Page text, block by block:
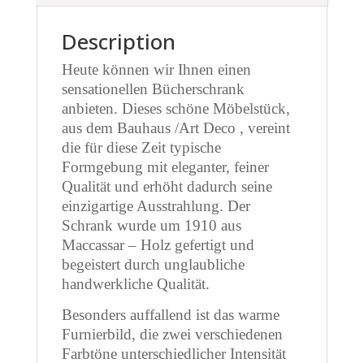
Description
Heute können wir Ihnen einen
sensationellen Bücherschrank
anbieten. Dieses schöne Möbelstück,
aus dem Bauhaus /Art Deco , vereint
die für diese Zeit typische
Formgebung mit eleganter, feiner
Qualität und erhöht dadurch seine
einzigartige Ausstrahlung. Der
Schrank wurde um 1910 aus
Maccassar – Holz gefertigt und
begeistert durch unglaubliche
handwerkliche Qualität.
Besonders auffallend ist das warme
Furnierbild, die zwei verschiedenen
Farbtöne unterschiedlicher Intensität